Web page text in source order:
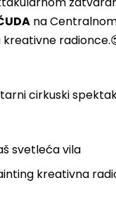
na
kreativne
cirkuski
svetleća vila
kreativna